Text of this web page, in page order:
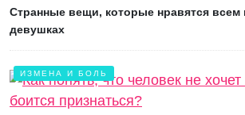
Странные вещи, которые нравятся всем
девушках
ИЗМЕНА И БОЛЬ